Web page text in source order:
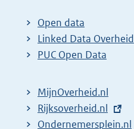
t
e
r
l
i
Open data
Linked Data Overheid
PUC Open Data
MijnOverheid.nl
E
x
Rijksoverheid.nl
E
Ondernemersplein.nl